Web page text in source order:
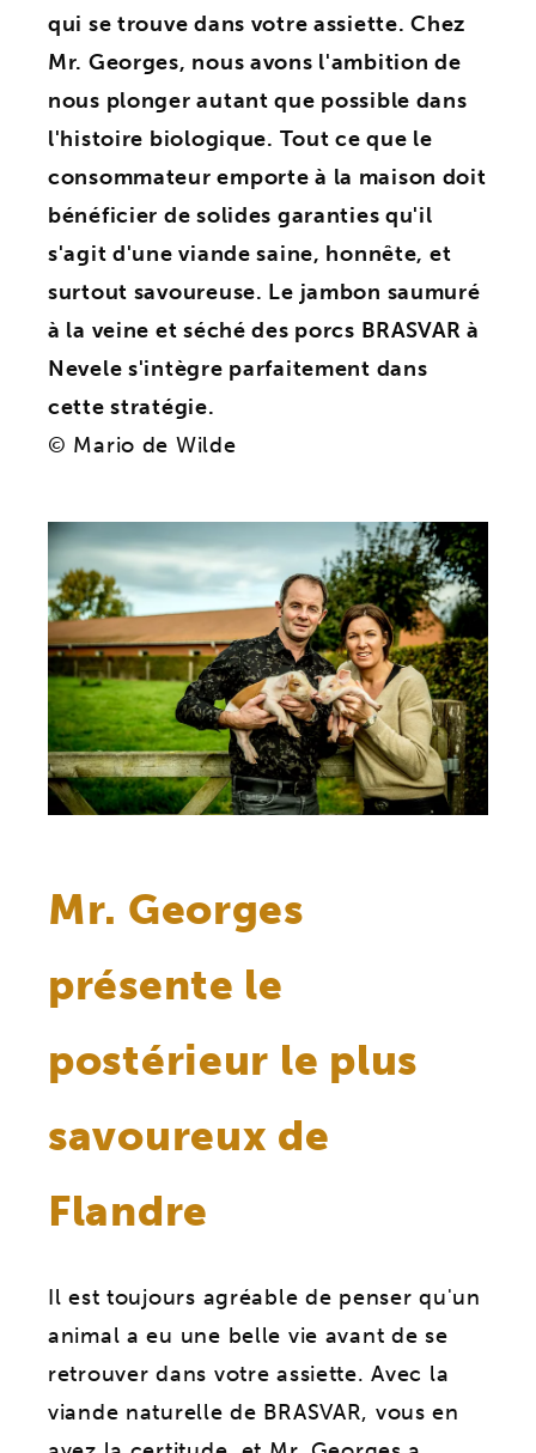
qui se trouve dans votre assiette. Chez
Mr. Georges, nous avons l'ambition de
nous plonger autant que possible dans
l'histoire biologique. Tout ce que le
consommateur emporte à la maison doit
bénéficier de solides garanties qu'il
s'agit d'une viande saine, honnête, et
surtout savoureuse. Le jambon saumuré
à la veine et séché des porcs BRASVAR à
Nevele s'intègre parfaitement dans
cette stratégie.
© Mario de Wilde
Mr. Georges
présente le
postérieur le plus
savoureux de
Flandre
Il est toujours agréable de penser qu'un
animal a eu une belle vie avant de se
retrouver dans votre assiette. Avec la
viande naturelle de BRASVAR, vous en